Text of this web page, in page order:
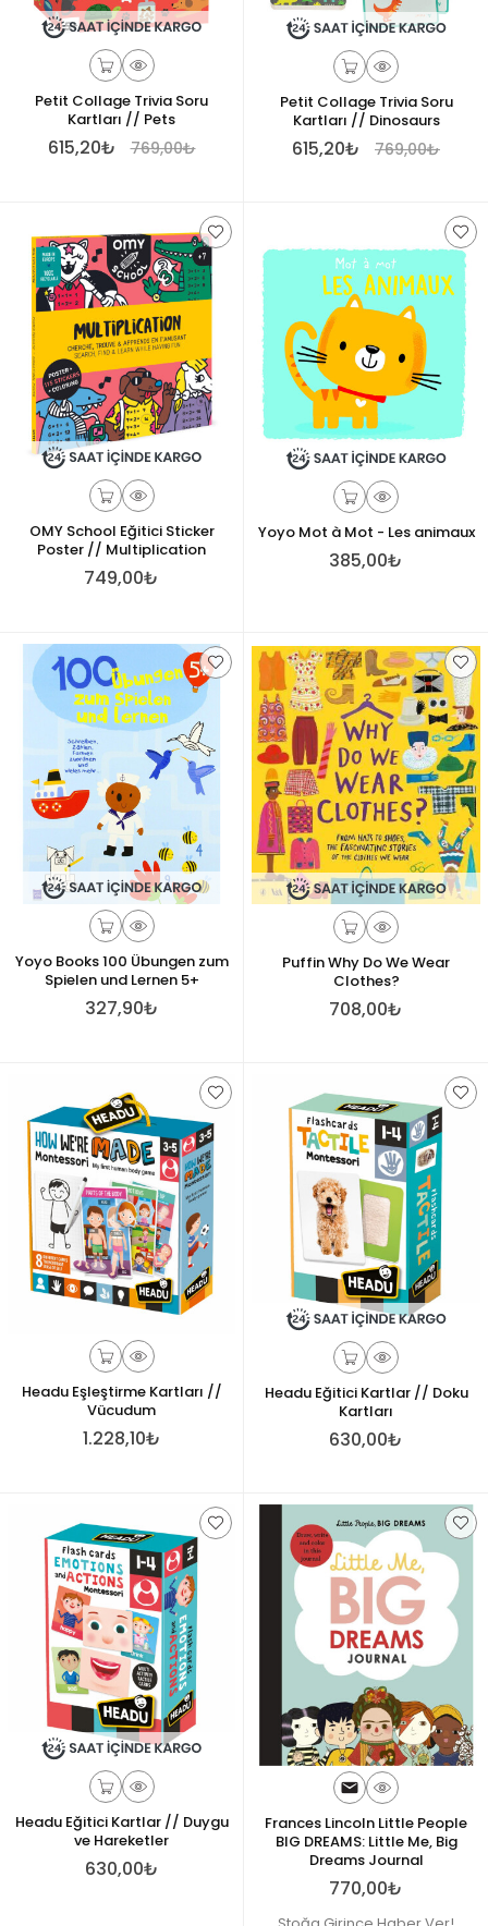
Petit Collage Trivia Soru
Kartları // Pets
615,20₺ 769,00₺
Petit Collage Trivia Soru
Kartları // Dinosaurs
615,20₺ 769,00₺
OMY School Eğitici Sticker
Poster // Multiplication
749,00₺
Yoyo Mot à Mot - Les animaux
385,00₺
Yoyo Books 100 Übungen zum
Spielen und Lernen 5+
327,90₺
Puffin Why Do We Wear
Clothes?
708,00₺
Headu Eşleştirme Kartları //
Vücudum
1.228,10₺
Headu Eğitici Kartlar // Doku
Kartları
630,00₺
Headu Eğitici Kartlar // Duygu
ve Hareketler
630,00₺
Frances Lincoln Little People
BIG DREAMS: Little Me, Big
Dreams Journal
770,00₺